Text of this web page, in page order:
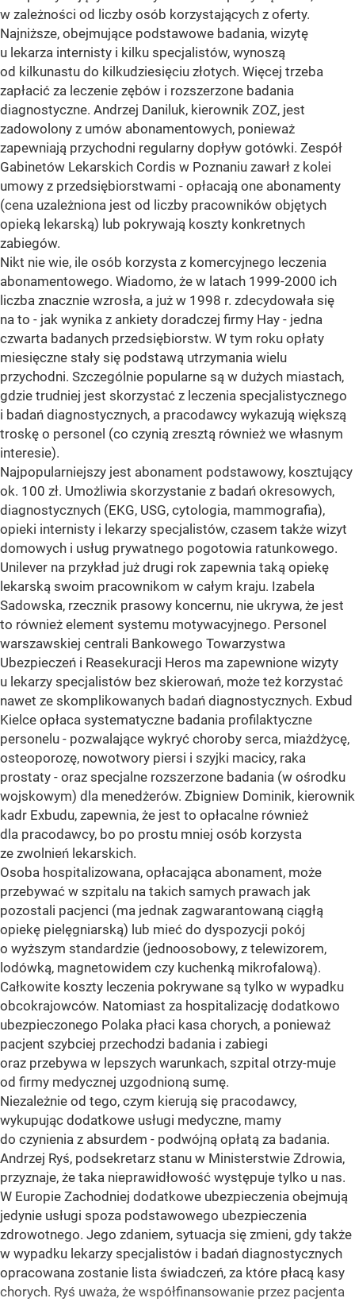
w zależności od liczby osób korzystających z oferty.
Najniższe, obejmujące podstawowe badania, wizytę
u lekarza internisty i kilku specjalistów, wynoszą
od kilkunastu do kilkudziesięciu złotych. Więcej trzeba
zapłacić za leczenie zębów i rozszerzone badania
diagnostyczne. Andrzej Daniluk, kierownik ZOZ, jest
zadowolony z umów abonamentowych, ponieważ
zapewniają przychodni regularny dopływ gotówki. Zespół
Gabinetów Lekarskich Cordis w Poznaniu zawarł z kolei
umowy z przedsiębiorstwami - opłacają one abonamenty
(cena uzależniona jest od liczby pracowników objętych
opieką lekarską) lub pokrywają koszty konkretnych
zabiegów.
Nikt nie wie, ile osób korzysta z komercyjnego leczenia
abonamentowego. Wiadomo, że w latach 1999-2000 ich
liczba znacznie wzrosła, a już w 1998 r. zdecydowała się
na to - jak wynika z ankiety doradczej firmy Hay - jedna
czwarta badanych przedsiębiorstw. W tym roku opłaty
miesięczne stały się podstawą utrzymania wielu
przychodni. Szczególnie popularne są w dużych miastach,
gdzie trudniej jest skorzystać z leczenia specjalistycznego
i badań diagnostycznych, a pracodawcy wykazują większą
troskę o personel (co czynią zresztą również we własnym
interesie).
Najpopularniejszy jest abonament podstawowy, kosztujący
ok. 100 zł. Umożliwia skorzystanie z badań okresowych,
diagnostycznych (EKG, USG, cytologia, mammografia),
opieki internisty i lekarzy specjalistów, czasem także wizyt
domowych i usług prywatnego pogotowia ratunkowego.
Unilever na przykład już drugi rok zapewnia taką opiekę
lekarską swoim pracownikom w całym kraju. Izabela
Sadowska, rzecznik prasowy koncernu, nie ukrywa, że jest
to również element systemu motywacyjnego. Personel
warszawskiej centrali Bankowego Towarzystwa
Ubezpieczeń i Reasekuracji Heros ma zapewnione wizyty
u lekarzy specjalistów bez skierowań, może też korzystać
nawet ze skomplikowanych badań diagnostycznych. Exbud
Kielce opłaca systematyczne badania profilaktyczne
personelu - pozwalające wykryć choroby serca, miażdżycę,
osteoporozę, nowotwory piersi i szyjki macicy, raka
prostaty - oraz specjalne rozszerzone badania (w ośrodku
wojskowym) dla menedżerów. Zbigniew Dominik, kierownik
kadr Exbudu, zapewnia, że jest to opłacalne również
dla pracodawcy, bo po prostu mniej osób korzysta
ze zwolnień lekarskich.
Osoba hospitalizowana, opłacająca abonament, może
przebywać w szpitalu na takich samych prawach jak
pozostali pacjenci (ma jednak zagwarantowaną ciągłą
opiekę pielęgniarską) lub mieć do dyspozycji pokój
o wyższym standardzie (jednoosobowy, z telewizorem,
lodówką, magnetowidem czy kuchenką mikrofalową).
Całkowite koszty leczenia pokrywane są tylko w wypadku
obcokrajowców. Natomiast za hospitalizację dodatkowo
ubezpieczonego Polaka płaci kasa chorych, a ponieważ
pacjent szybciej przechodzi badania i zabiegi
oraz przebywa w lepszych warunkach, szpital otrzy-muje
od firmy medycznej uzgodnioną sumę.
Niezależnie od tego, czym kierują się pracodawcy,
wykupując dodatkowe usługi medyczne, mamy
do czynienia z absurdem - podwójną opłatą za badania.
Andrzej Ryś, podsekretarz stanu w Ministerstwie Zdrowia,
przyznaje, że taka nieprawidłowość występuje tylko u nas.
W Europie Zachodniej dodatkowe ubezpieczenia obejmują
jedynie usługi spoza podstawowego ubezpieczenia
zdrowotnego. Jego zdaniem, sytuacja się zmieni, gdy także
w wypadku lekarzy specjalistów i badań diagnostycznych
opracowana zostanie lista świadczeń, za które płacą kasy
chorych. Ryś uważa, że współfinansowanie przez pacjenta